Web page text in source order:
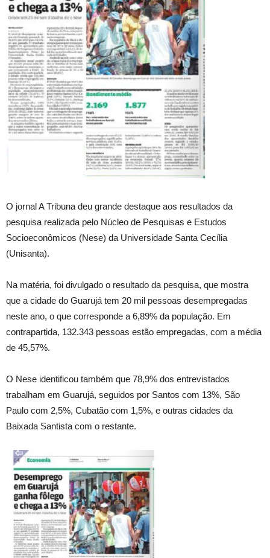
O jornal A Tribuna deu grande destaque aos resultados da
pesquisa realizada pelo Núcleo de Pesquisas e Estudos
Socioeconômicos (Nese) da Universidade Santa Cecília
(Unisanta).
Na matéria, foi divulgado o resultado da pesquisa, que mostra
que a cidade do Guarujá tem 20 mil pessoas desempregadas
neste ano, o que corresponde a 6,89% da população. Em
contrapartida, 132.343 pessoas estão empregadas, com a média
de 45,57%.
O Nese identificou também que 78,9% dos entrevistados
trabalham em Guarujá, seguidos por Santos com 13%, São
Paulo com 2,5%, Cubatão com 1,5%, e outras cidades da
Baixada Santista com o restante.